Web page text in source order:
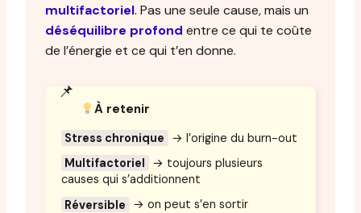
multifactoriel. Pas une seule cause, mais un
déséquilibre profond entre ce qui te coûte
de l’énergie et ce qui t’en donne.
À retenir
Stress chronique
→ l’origine du burn-out
Multifactoriel
→ toujours plusieurs
causes qui s’additionnent
Réversible
→ on peut s’en sortir